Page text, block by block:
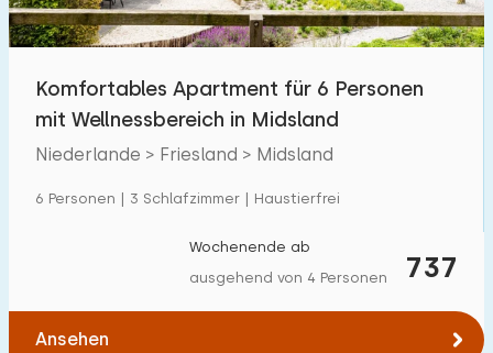
Komfortables Apartment für 6 Personen
mit Wellnessbereich in Midsland
Niederlande > Friesland > Midsland
6 Personen | 3 Schlafzimmer | Haustierfrei
737
Wochenende ab
ausgehend von 4 Personen
Ansehen